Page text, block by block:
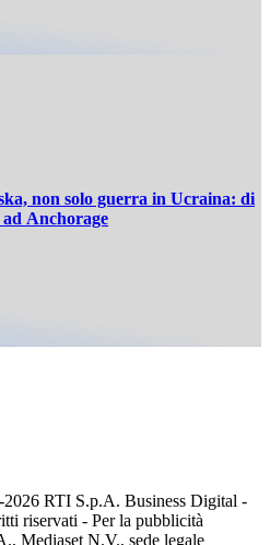
non solo guerra in Ucraina: di
Anchorage
2026 RTI S.p.A. Business Digital -
riservati - Per la pubblicità
Mediaset N.V., sede legale